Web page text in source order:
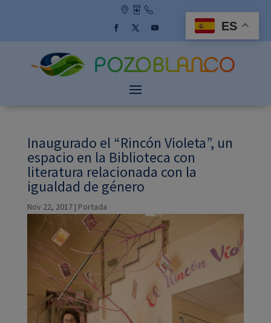
Inaugurado el “Rincón Violeta”, un
espacio en la Biblioteca con
literatura relacionada con la
igualdad de género
Nov 22, 2017| Portada
ES